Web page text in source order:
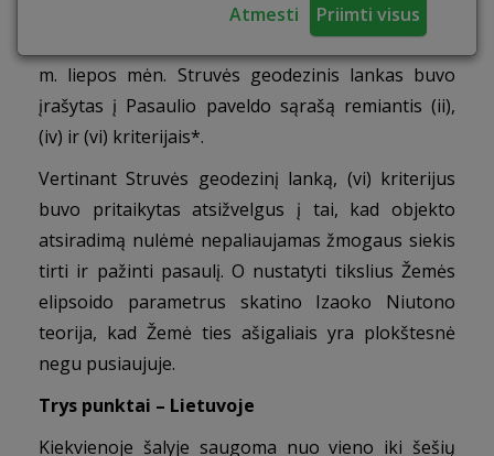
Atmesti Priimti visus
sąrašą bendradarbiavo dešimt šalių rengdamos
paraišką, projektą koordinuojant Suomijai. 2005
m. liepos mėn. Struvės geodezinis lankas buvo
įrašytas į Pasaulio paveldo sąrašą remiantis (ii),
(iv) ir (vi) kriterijais*.
Vertinant Struvės geodezinį lanką, (vi) kriterijus
buvo pritaikytas atsižvelgus į tai, kad objekto
atsiradimą nulėmė nepaliaujamas žmogaus siekis
tirti ir pažinti pasaulį. O nustatyti tikslius Žemės
elipsoido parametrus skatino Izaoko Niutono
teorija, kad Žemė ties ašigaliais yra plokštesnė
negu pusiaujuje.
Trys punktai – Lietuvoje
Kiekvienoje šalyje saugoma nuo vieno iki šešių